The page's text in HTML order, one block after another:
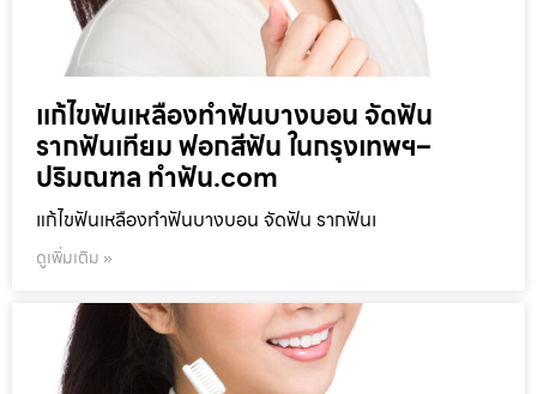
แก้ไขฟันเหลืองทำฟันบางบอน จัดฟัน
รากฟันเทียม ฟอกสีฟัน ในกรุงเทพฯ–
ปริมณฑล ทำฟัน.com
แก้ไขฟันเหลืองทำฟันบางบอน จัดฟัน รากฟันเ
ดูเพิ่มเติม »